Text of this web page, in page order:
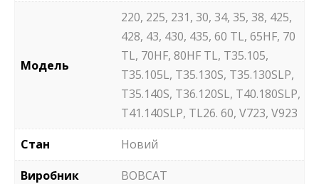
Модель
220, 225, 231, 30, 34, 35, 38, 425,
428, 43, 430, 435, 60 TL, 65HF, 70
TL, 70HF, 80HF TL, T35.105,
T35.105L, T35.130S, T35.130SLP,
T35.140S, T36.120SL, T40.180SLP,
T41.140SLP, TL26. 60, V723, V923
Стан
Новий
Виробник
BOBCAT